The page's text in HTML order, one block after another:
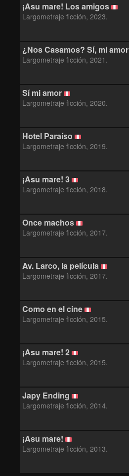
¡Asu mare! Los amigos
Largometraje ficción, 2023.
¿Nos Casamos? Sí, mi amor
Largometraje ficción, 2021.
Sí mi amor
Largometraje ficción, 2020.
Hotel Paraíso
Largometraje ficción, 2019.
¡Asu mare! 3
Largometraje ficción, 2018.
Once machos
Largometraje ficción, 2017.
Av. Larco, la película
Largometraje ficción, 2017.
Como en el cine
Largometraje ficción, 2015.
¡Asu mare! 2
Largometraje ficción, 2015.
Japy Ending
Largometraje ficción, 2014.
¡Asu mare!
Largometraje ficción, 2013.